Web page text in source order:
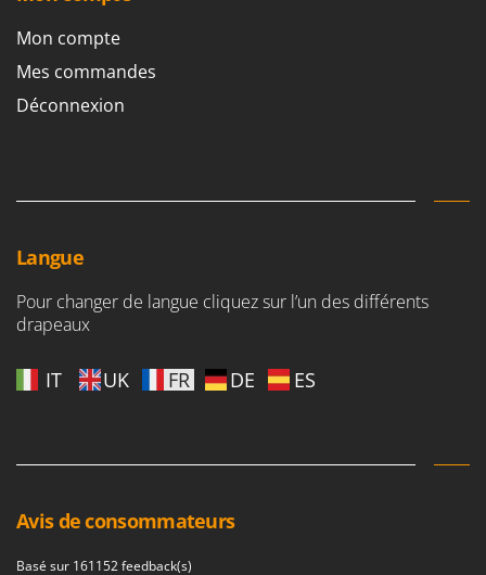
Mon compte
Mes commandes
Déconnexion
Langue
Pour changer de langue cliquez sur l’un des différents
drapeaux
IT UK FR DE ES
Avis de consommateurs
Basé sur 161152 feedback(s)